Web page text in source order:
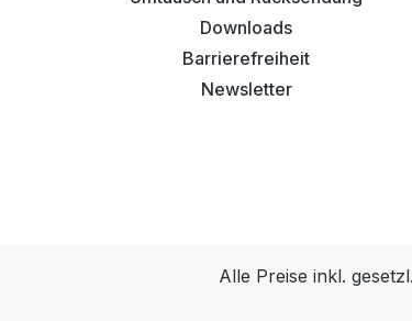
Downloads
Barrierefreiheit
Newsletter
Alle Preise inkl.